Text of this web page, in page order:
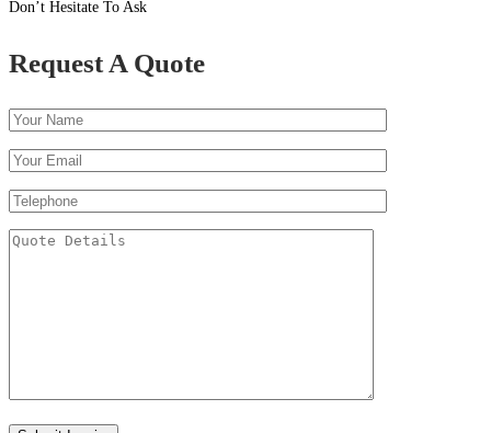
Don’t Hesitate To Ask
Request A Quote